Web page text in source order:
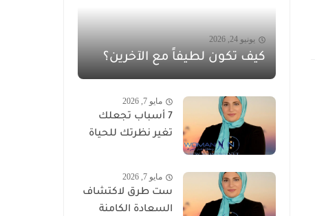
يونيو 24, 2026
كيف تكون لطيفاً مع الآخرين؟
مايو 7, 2026
7 أسباب تجعلك
تغير نظرتك للحياة
مايو 7, 2026
ست طرق لاكتشاف
السعادة الكامنة